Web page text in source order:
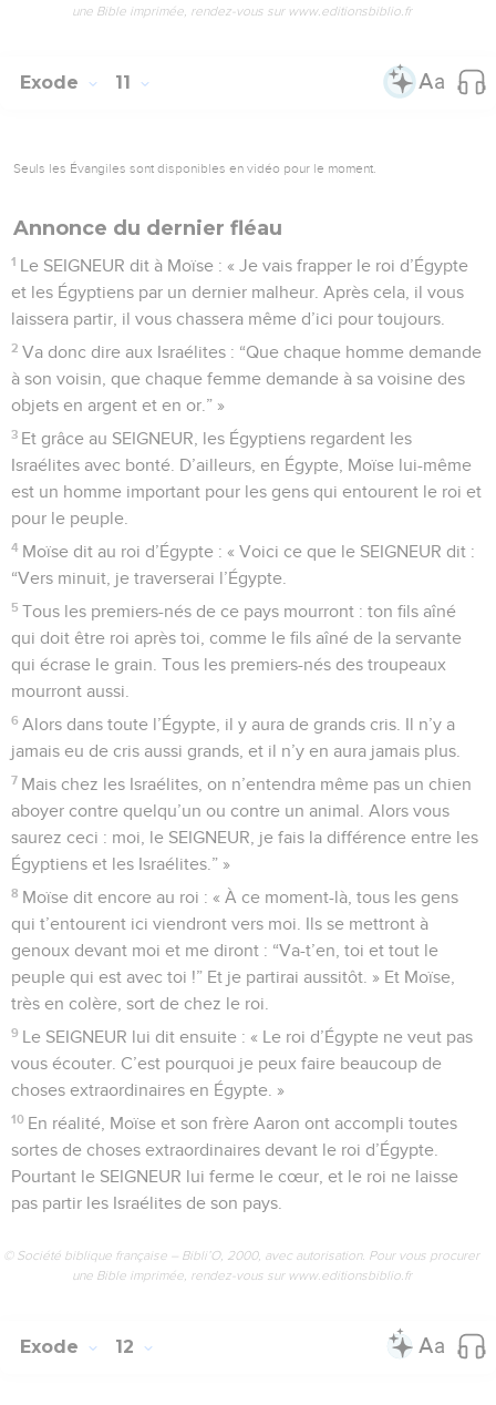
une Bible imprimée, rendez-vous sur www.editionsbiblio.fr
Exode 11
Seuls les Évangiles sont disponibles en vidéo pour le moment.
Annonce du dernier fléau
1 Le SEIGNEUR dit à Moïse : « Je vais frapper le roi d’Égypte
et les Égyptiens par un dernier malheur. Après cela, il vous
laissera partir, il vous chassera même d’ici pour toujours.
2 Va donc dire aux Israélites : “Que chaque homme demande
à son voisin, que chaque femme demande à sa voisine des
objets en argent et en or.” »
3 Et grâce au SEIGNEUR, les Égyptiens regardent les
Israélites avec bonté. D’ailleurs, en Égypte, Moïse lui-même
est un homme important pour les gens qui entourent le roi et
pour le peuple.
4 Moïse dit au roi d’Égypte : « Voici ce que le SEIGNEUR dit :
“Vers minuit, je traverserai l’Égypte.
5 Tous les premiers-nés de ce pays mourront : ton fils aîné
qui doit être roi après toi, comme le fils aîné de la servante
qui écrase le grain. Tous les premiers-nés des troupeaux
mourront aussi.
6 Alors dans toute l’Égypte, il y aura de grands cris. Il n’y a
jamais eu de cris aussi grands, et il n’y en aura jamais plus.
7 Mais chez les Israélites, on n’entendra même pas un chien
aboyer contre quelqu’un ou contre un animal. Alors vous
saurez ceci : moi, le SEIGNEUR, je fais la différence entre les
Égyptiens et les Israélites.” »
8 Moïse dit encore au roi : « À ce moment-là, tous les gens
qui t’entourent ici viendront vers moi. Ils se mettront à
genoux devant moi et me diront : “Va-t’en, toi et tout le
peuple qui est avec toi !” Et je partirai aussitôt. » Et Moïse,
très en colère, sort de chez le roi.
9 Le SEIGNEUR lui dit ensuite : « Le roi d’Égypte ne veut pas
vous écouter. C’est pourquoi je peux faire beaucoup de
choses extraordinaires en Égypte. »
10 En réalité, Moïse et son frère Aaron ont accompli toutes
sortes de choses extraordinaires devant le roi d’Égypte.
Pourtant le SEIGNEUR lui ferme le cœur, et le roi ne laisse
pas partir les Israélites de son pays.
© Société biblique française – Bibli’O, 2000, avec autorisation. Pour vous procurer
une Bible imprimée, rendez-vous sur www.editionsbiblio.fr
Exode 12